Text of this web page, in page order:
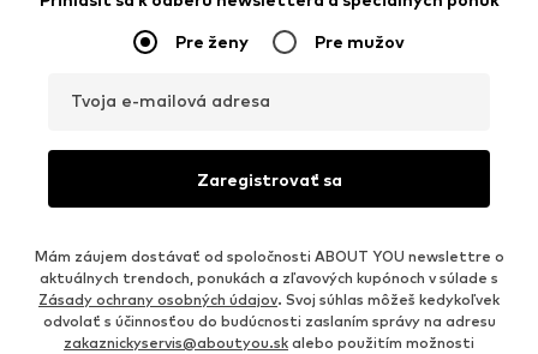
Pre ženy Pre mužov
Tvoja e-mailová adresa
Zaregistrovať sa
Mám záujem dostávať od spoločnosti ABOUT YOU newslettre o
aktuálnych trendoch, ponukách a zľavových kupónoch v súlade s
Zásady ochrany osobných údajov. Svoj súhlas môžeš kedykoľvek
odvolať s účinnosťou do budúcnosti zaslaním správy na adresu
zakaznickyservis@aboutyou.sk alebo použitím možnosti